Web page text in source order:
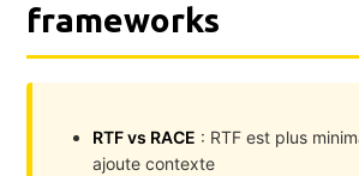
frameworks
RTF vs RACE : RTF est plus
ajoute contexte